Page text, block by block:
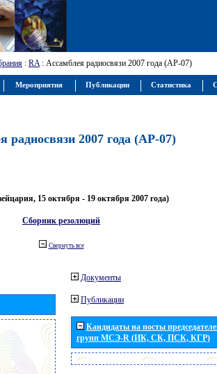
: RA: Ассамблея радиосвязи 2007 года (АР-07)
радиосвязи 2007 года (АР-07)
15 октября - 19 октября 2007 года)
Сборник резолюций
Свернуть все
Документы
Публикации
Кандидаты на посты
групп МСЭ-R (ИК, СК, ПСК, КГР)
Мероприятия Публикации Статистика